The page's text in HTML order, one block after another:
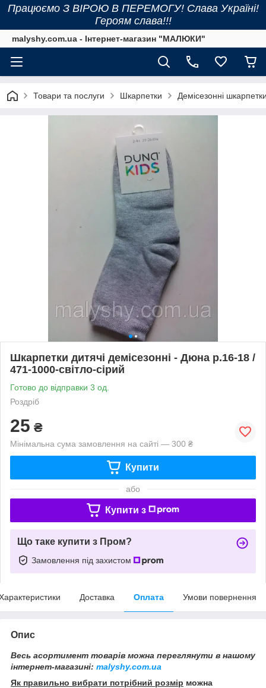
Працюємо З ВІРОЮ В ПЕРЕМОГУ! Слава Україні!
Героям слава!!!
malyshy.com.ua - Інтернет-магазин "МАЛЮКИ"
Товари та послуги Шкарпетки Демісезонні
Шкарпетки дитячі демісезонні - Дюна р.16-18 /
471-1000-світло-сірий
Готово до відправки 3 од.
Роздріб
25 ₴
Мінімальна сума замовлення на сайті — 300 ₴
Купити
або
Купити з
Що таке купити з Пром?
Замовлення під захистом
Доставка Оплата Умови повернення
Опис
Весь асортимент товарів можна переглянути в нашому
інтернет-магазині: malyshy.com.ua
Як правильно вибрати потрібний розмір можна